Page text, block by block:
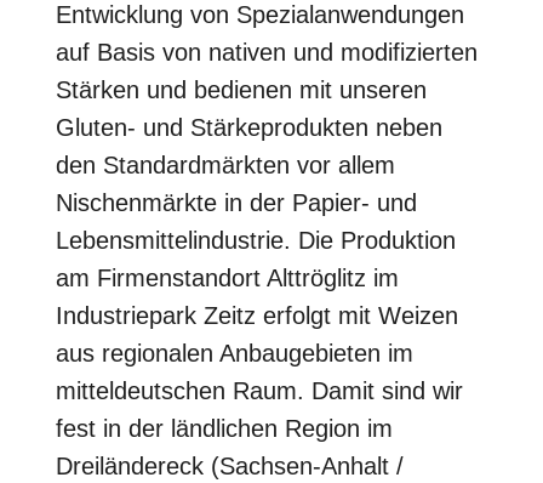
Entwicklung von Spezialanwendungen
auf Basis von nativen und modifizierten
Stärken und bedienen mit unseren
Gluten- und Stärkeprodukten neben
den Standardmärkten vor allem
Nischenmärkte in der Papier- und
Lebensmittelindustrie. Die Produktion
am Firmenstandort Alttröglitz im
Industriepark Zeitz erfolgt mit Weizen
aus regionalen Anbaugebieten im
mitteldeutschen Raum. Damit sind wir
fest in der ländlichen Region im
Dreiländereck (Sachsen-Anhalt /